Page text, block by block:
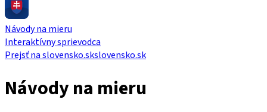
Návody na mieru
Interaktívny sprievodca
Prejsť na slovensko.skslovensko.sk
Návody na mieru